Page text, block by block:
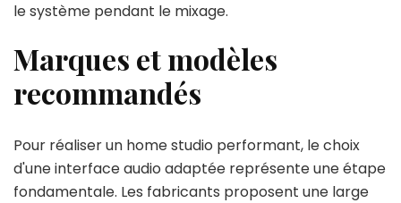
le système pendant le mixage.
Marques et modèles
recommandés
Pour réaliser un home studio performant, le choix
d'une interface audio adaptée représente une étape
fondamentale. Les fabricants proposent une large